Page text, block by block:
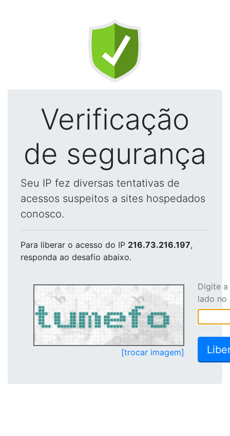
Verificação
de segurança
Seu IP fez diversas tentativas de
acessos suspeitos a sites hospedados
conosco.
Para liberar o acesso do IP 216.73.216.197,
responda ao desafio abaixo.
[trocar imagem]
Digite
lado no